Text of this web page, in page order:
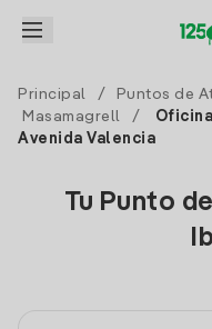
Principal / Puntos de
Masamagrell
/
Avenida Valencia
Tu Punto